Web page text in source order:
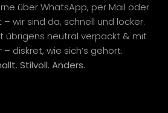
über WhatsApp, per Mail oder
wir sind da, schnell und locker.
übrigens neutral verpackt & mit
diskret, wie sich’s gehört.
Stilvoll. Anders.